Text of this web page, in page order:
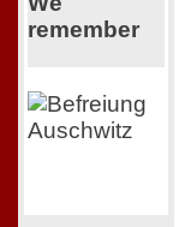
remember